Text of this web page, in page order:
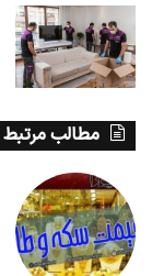
مطالب مرتبط